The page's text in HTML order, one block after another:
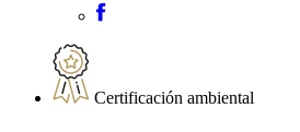
Certificación ambiental